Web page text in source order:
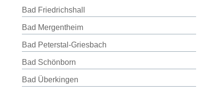
Bad Friedrichshall
Bad Mergentheim
Bad Peterstal-Griesbach
Bad Schönborn
Bad Überkingen